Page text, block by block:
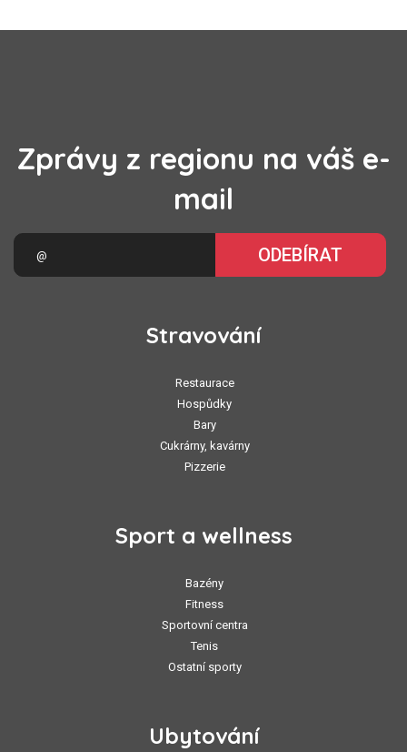
Zprávy z regionu na váš e-
mail
ODEBÍRAT
Stravování
Restaurace
Hospůdky
Bary
Cukrárny, kavárny
Pizzerie
Sport a wellness
Bazény
Fitness
Sportovní centra
Tenis
Ostatní sporty
Ubytování